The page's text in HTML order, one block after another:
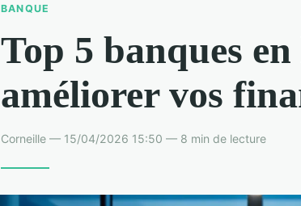
BANQUE
Top 5 banques
améliorer vos
Corneille — 15/04/2026 15:50 — 8 min de lecture